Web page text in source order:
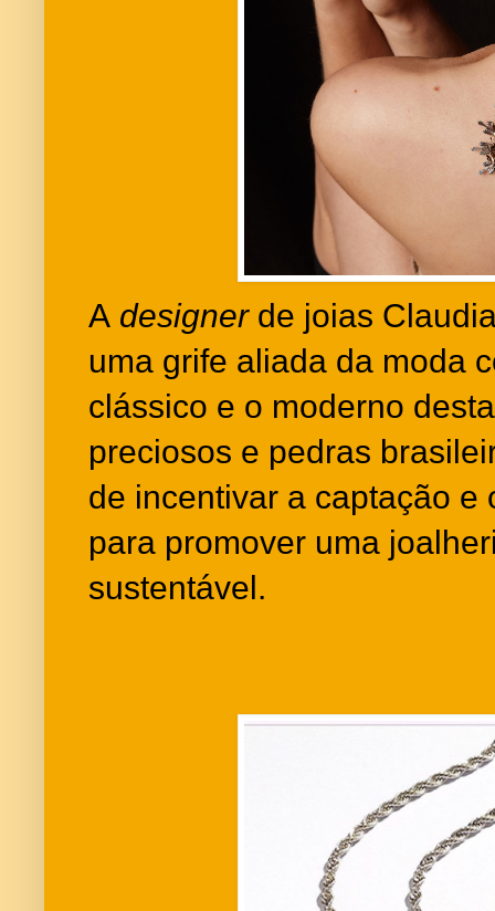
A designerde joias
uma grife aliada da moda
clássico e o moderno
preciosos e pedras
de incentivar a captação e
para promover uma
sustentável.